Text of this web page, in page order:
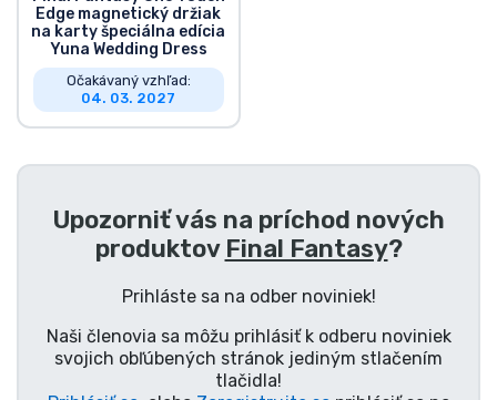
Edge magnetický držiak
na karty špeciálna edícia
Yuna Wedding Dress
Očakávaný vzhľad:
04. 03. 2027
Upozorniť vás na príchod nových
produktov Final Fantasy?
Prihláste sa na odber noviniek!
Naši členovia sa môžu prihlásiť k odberu noviniek
svojich obľúbených stránok jediným stlačením
tlačidla!